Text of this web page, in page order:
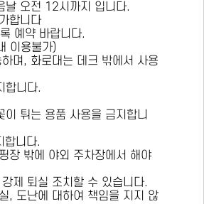
날 오전 12시까지 입니다.
합니다
예약 바랍니다.
이용불가)
며, 화로대는 데크 밖에서 사용
합니다.
튀는 용품 사용을 금지합니
니다.
장 밖에 야외 주차장에서 해야
제 퇴실 조치할 수 있습니다.
, 도난에 대하여 책임을 지지 않